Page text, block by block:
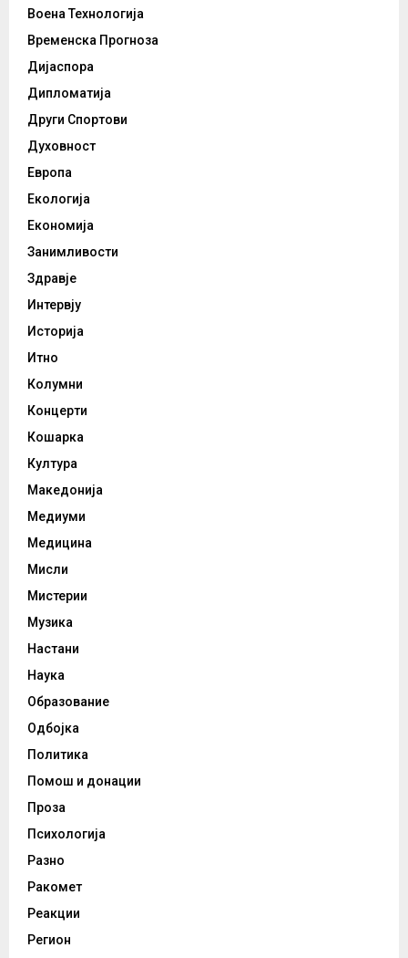
Воена Технологија
Временска Прогноза
Дијаспора
Дипломатија
Други Спортови
Духовност
Европа
Екологија
Економија
Занимливости
Здравје
Интервју
Историја
Итно
Колумни
Концерти
Кошарка
Култура
Македонија
Медиуми
Медицина
Мисли
Мистерии
Музика
Настани
Наука
Образование
Одбојка
Политика
Помош и донации
Проза
Психологија
Разно
Ракомет
Реакции
Регион